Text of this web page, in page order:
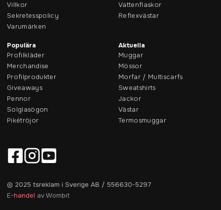
Villkor
Sekretesspolicy
Varumärken
Vattenflaskor
Reflexvästar
Populära
Profilkläder
Merchandise
Profilprodukter
Giveaways
Pennor
Solglasögon
Pikétröjor
Aktuella
Muggar
Mössor
Morfar / Multiscarfs
Sweatshirts
Jackor
Västar
Termosmuggar
© 2025 tsreklam i Sverige AB / 556630-5297
E-handel av Wombit